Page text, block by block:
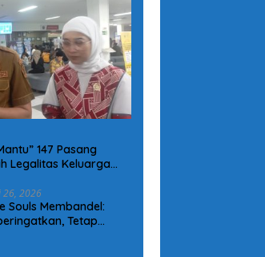
147 Pasang
Legalitas Keluarga
26, 2026
Souls Membandel:
Tetap